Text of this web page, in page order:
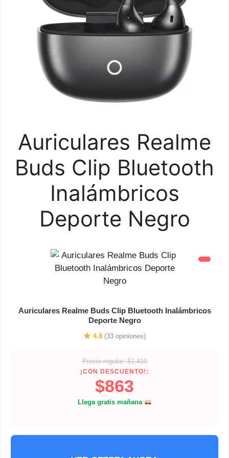
Auriculares Realme
Buds Clip Bluetooth
Inalámbricos
Deporte Negro
Auriculares Realme Buds Clip Bluetooth Inalámbricos
Deporte Negro
4.8 (33 opiniones)
Precio regular: $1,410
¡CON DESCUENTO!:
$863
Llega gratis mañana